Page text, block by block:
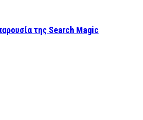
της Search Magic